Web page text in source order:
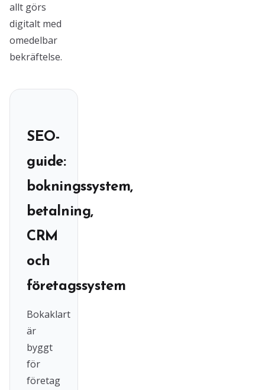
allt görs
digitalt med
omedelbar
bekräftelse.
SEO-
guide:
bokningssystem,
betalning,
CRM
och
företagssystem
Bokaklart
är
byggt
för
företag